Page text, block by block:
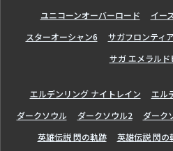
ユニコーンオーバーロード
イー
スターオーシャン6
サガフロンティア
サガ エメラルド
エルデンリング ナイトレイン エル
ダークソウル
ダークソウル2 ダーク
英雄伝説 閃の軌跡
英雄伝説 閃の